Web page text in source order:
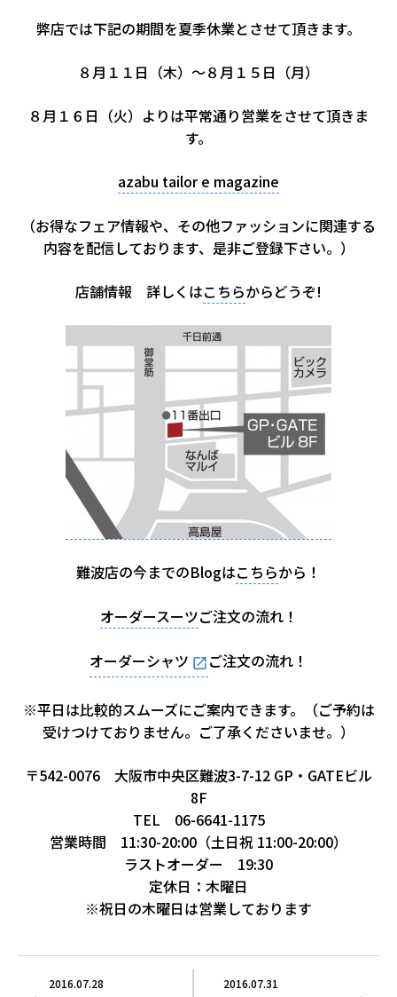
弊店では下記の期間を夏季休業とさせて頂きます。
８月１１日（木）～８月１５日（月）
８月１６日（火）よりは平常通り営業をさせて頂きま
す。
azabu tailor e magazine
（お得なフェア情報や、その他ファッションに関連する
内容を配信しております、是非ご登録下さい。）
店舗情報 詳しくはこちらからどうぞ!
難波店の今までのBlogはこちらから！
オーダースーツご注文の流れ！
オーダーシャツ ご注文の流れ！
※平日は比較的スムーズにご案内できます。（ご予約は
受けつけておりません。ご了承くださいませ。）
〒542-0076 大阪市中央区難波3-7-12 GP・GATEビル
8F
TEL 06-6641-1175
営業時間 11:30-20:00（土日祝 11:00-20:00）
ラストオーダー 19:30
定休日：木曜日
※祝日の木曜日は営業しております
2016.07.31
2016.07.28